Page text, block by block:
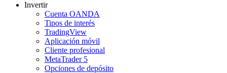
Invertir
Cuenta OANDA
Tipos de interés
TradingView
Aplicación móvil
Cliente profesional
MetaTrader 5
Opciones de depósito